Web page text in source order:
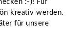
:-)! Für
kreativ werden.
für unsere